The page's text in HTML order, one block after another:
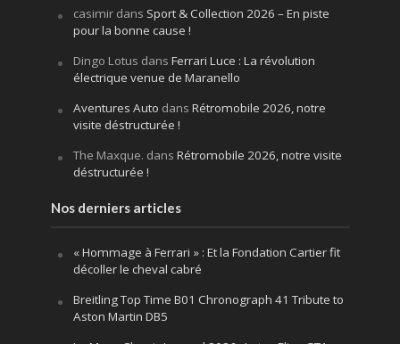
casimirdans Sport & Collection 2026 – En piste
pour la bonne cause !
Dingo Lotus dans Ferrari Luce : La révolution
électrique venue de Maranello
Aventures Auto dans Rétromobile 2026, notre
visite déstructurée !
The Maxque. dans Rétromobile 2026, notre visite
déstructurée !
Nos derniers articles
« Hommage à Ferrari » : Et la Fondation Cartier fit
décoller le cheval cabré
Breitling Top Time B01 Chronograph 41 Tribute to
Aston Martin DB5